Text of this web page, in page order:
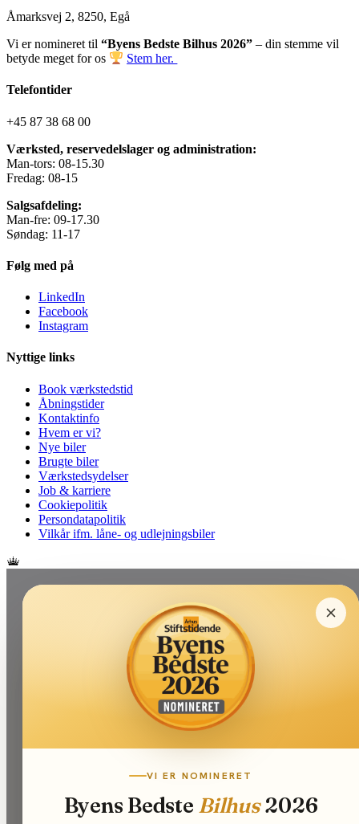
Åmarksvej 2, 8250, Egå
Vi er nomineret til “Byens Bedste Bilhus 2026” – din stemme vil
betyde meget for os
Stem her.
Telefontider
+45 87 38 68 00
Værksted, reservedelslager og administration:
Man-tors: 08-15.30
Fredag: 08-15
Salgsafdeling:
Man-fre: 09-17.30
Søndag: 11-17
Følg med på
LinkedIn
Facebook
Instagram
Nyttige links
Book værkstedstid
Åbningstider
Kontaktinfo
Hvem er vi?
Nye biler
Brugte biler
Værkstedsydelser
Job & karriere
Cookiepolitik
Persondatapolitik
Vilkår ifm. låne- og udlejningsbiler
VI ER NOMINERET
Byens Bedste Bilhus2026